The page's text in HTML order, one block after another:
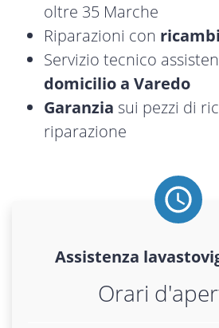
oltre 35 Marche
Riparazioni con
Servizio tecnico
domicilio a Varedo
Garanzia sui pezzi di
riparazione
Assistenza
Orari